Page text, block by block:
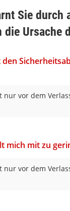
Sie durch
Ursache
nur vor dem
mich mit zu
nur vor dem